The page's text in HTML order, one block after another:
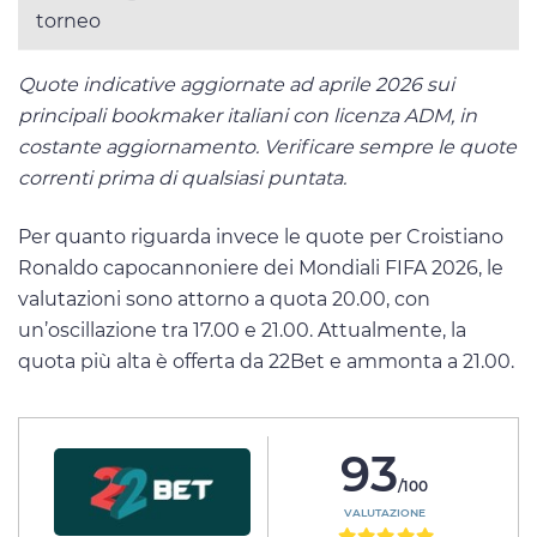
torneo
Quote indicative aggiornate ad aprile 2026 sui
principali bookmaker italiani con licenza ADM, in
costante aggiornamento. Verificare sempre le quote
correnti prima di qualsiasi puntata.
Per quanto riguarda invece le quote per Croistiano
Ronaldo capocannoniere dei Mondiali FIFA 2026, le
valutazioni sono attorno a quota 20.00, con
un’oscillazione tra 17.00 e 21.00. Attualmente, la
quota più alta è offerta da 22Bet e ammonta a 21.00.
93/100
VALUTAZIONE